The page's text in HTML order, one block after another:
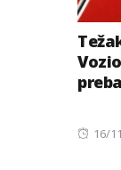
16/